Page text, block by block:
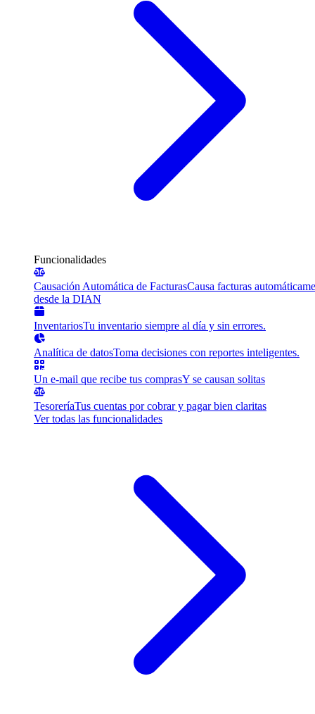
Funcionalidades
Causación Automática de FacturasCausa facturas
desde la DIAN
InventariosTu inventario siempre al día y sin errores.
Analítica de datosToma decisiones con reportes inteligentes.
Un e-mail que recibe tus comprasY se causan solitas
TesoreríaTus cuentas por cobrar y pagar bien claritas
Ver todas las funcionalidades